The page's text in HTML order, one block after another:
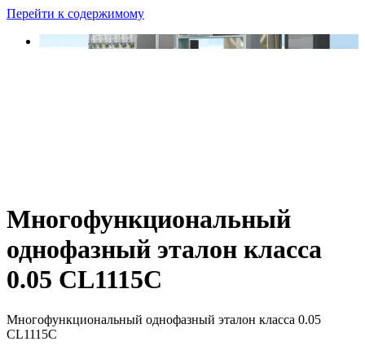
Перейти к содержимому
Многофункциональный
однофазный эталон класса
0.05 CL1115C
Многофункциональный однофазный эталон класса 0.05
CL1115C